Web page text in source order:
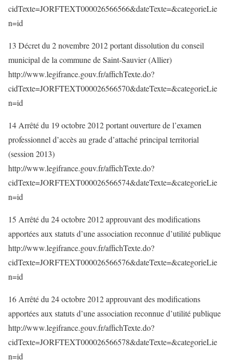
cidTexte=JORFTEXT000026566566&dateTexte=&categorieLie
n=id
13 Décret du 2 novembre 2012 portant dissolution du conseil
municipal de la commune de Saint-Sauvier (Allier)
http://www.legifrance.gouv.fr/affichTexte.do?
cidTexte=JORFTEXT000026566570&dateTexte=&categorieLie
n=id
14 Arrêté du 19 octobre 2012 portant ouverture de l’examen
professionnel d’accès au grade d’attaché principal territorial
(session 2013)
http://www.legifrance.gouv.fr/affichTexte.do?
cidTexte=JORFTEXT000026566574&dateTexte=&categorieLie
n=id
15 Arrêté du 24 octobre 2012 approuvant des modifications
apportées aux statuts d’une association reconnue d’utilité publique
http://www.legifrance.gouv.fr/affichTexte.do?
cidTexte=JORFTEXT000026566576&dateTexte=&categorieLie
n=id
16 Arrêté du 24 octobre 2012 approuvant des modifications
apportées aux statuts d’une association reconnue d’utilité publique
http://www.legifrance.gouv.fr/affichTexte.do?
cidTexte=JORFTEXT000026566578&dateTexte=&categorieLie
n=id